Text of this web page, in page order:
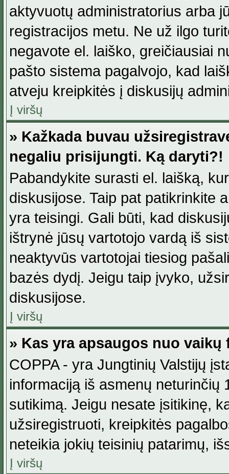
aktyvuotų administratorius arba
registracijos metu. Ne už ilgo
negavote el. laiško, greičiausiai
pašto sistema pagalvojo, kad
atveju kreipkitės į diskusijų
Į viršų
» Kažkada buvau
negaliu prisijungti. Ką daryti?!
Pabandykite surasti el. laišką,
diskusijose. Taip pat patikrinkite
yra teisingi. Gali būti, kad
ištrynė jūsų vartotojo vardą iš
neaktyvūs vartotojai tiesiog
bazės dydį. Jeigu taip įvyko,
diskusijose.
Į viršų
» Kas yra apsaugos nuo vaikų
COPPA - yra Jungtinių Valstijų
informaciją iš asmenų neturinčių
sutikimą. Jeigu nesate įsitikinę,
užsiregistruoti, kreipkitės
neteikia jokių teisinių patarimų,
Į viršų